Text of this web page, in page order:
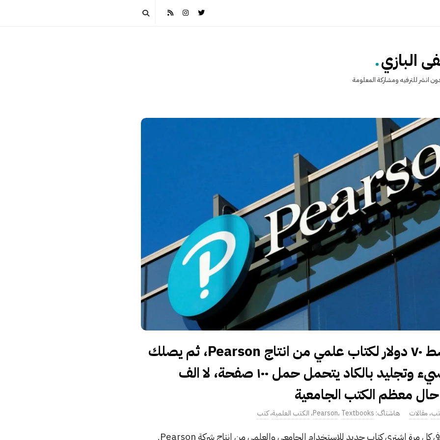
البازي.
انشر للترفيه ومشاركة المعلومة
تدفع في المتوسط ٧٠ دولار لكتاب علمي من انتاج Pearson، ثم يصلك
كتاب ذي ورق سيء وتجليد بالكاد يتحمل حمل ١٠٠ صفحة، لا الف
معظم الكتب الجامعية
، مقالات Pearson، Textbooks ، الكتب العلمية،كتب
نفس المعاناة والتجربة في كل مرة اشتري كتاب جديد للاستخدام الجامعي والعلمي من انتاج شركة Pearson.